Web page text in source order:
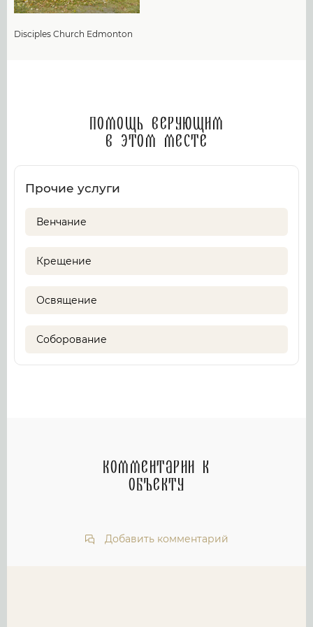
Disciples Church Edmonton
Помощь верующим
в этом месте
Прочие услуги
Венчание
Крещение
Освящение
Соборование
Комментарии к
объекту
Добавить комментарий